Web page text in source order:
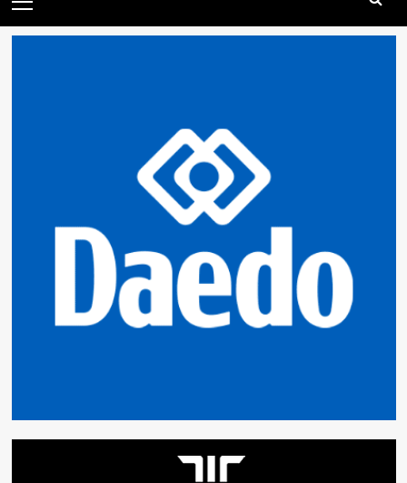
principal